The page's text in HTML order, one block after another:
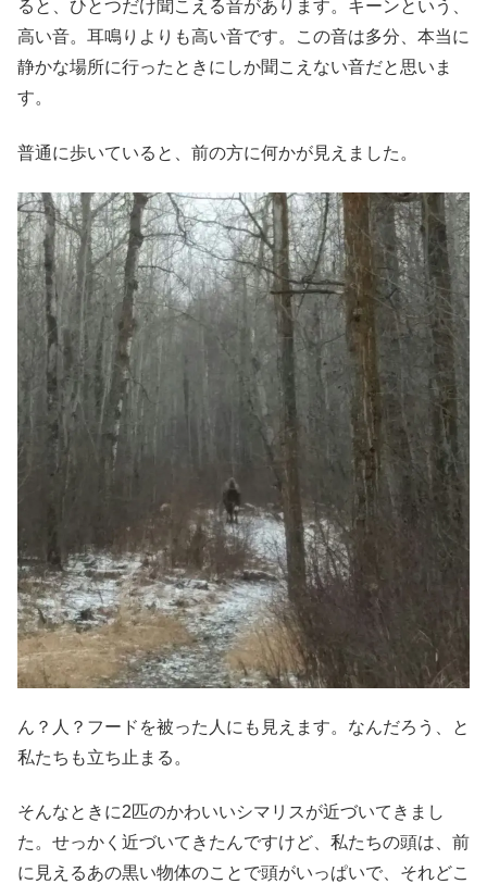
ると、ひとつだけ聞こえる音があります。キーンという、
高い音。耳鳴りよりも高い音です。この音は多分、本当に
静かな場所に行ったときにしか聞こえない音だと思いま
す。
普通に歩いていると、前の方に何かが見えました。
ん？人？フードを被った人にも見えます。なんだろう、と
私たちも立ち止まる。
そんなときに2匹のかわいいシマリスが近づいてきまし
た。せっかく近づいてきたんですけど、私たちの頭は、前
に見えるあの黒い物体のことで頭がいっぱいで、それどこ